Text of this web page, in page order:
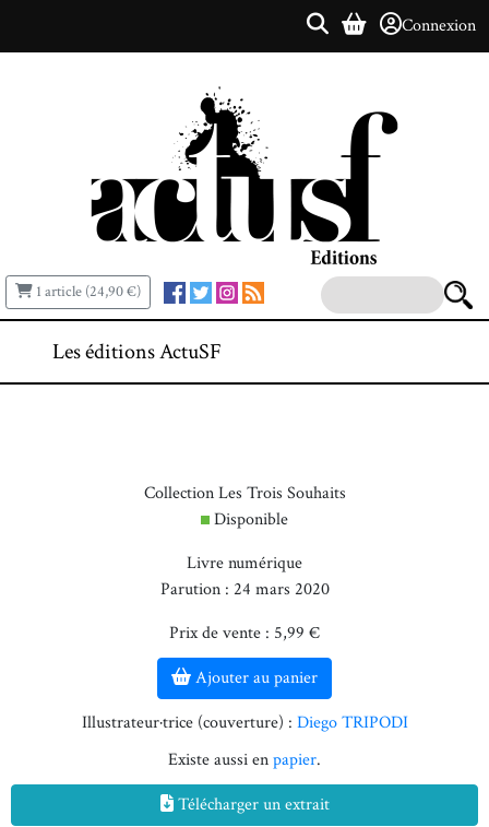
Connexion
1 article (24,90 €)
Les éditions ActuSF
Collection Les Trois Souhaits
Disponible
Livre numérique
Parution : 24 mars 2020
Prix de vente : 5,99 €
Ajouter au panier
Illustrateur·trice (couverture) : Diego TRIPODI
Existe aussi enpapier.
Télécharger un extrait